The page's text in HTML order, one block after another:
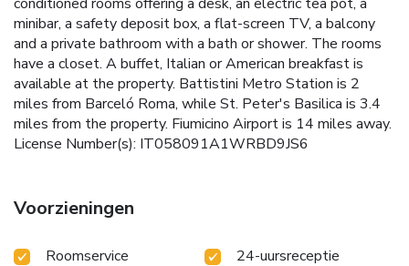
minibar, a safety deposit box, a flat-screen TV, a balcony
and a private bathroom with a bath or shower. The rooms
have a closet. A buffet, Italian or American breakfast is
available at the property. Battistini Metro Station is 2
miles from Barceló Roma, while St. Peter's Basilica is 3.4
miles from the property. Fiumicino Airport is 14 miles away.
License Number(s): IT058091A1WRBD9JS6
Voorzieningen
Roomservice
24-uursreceptie